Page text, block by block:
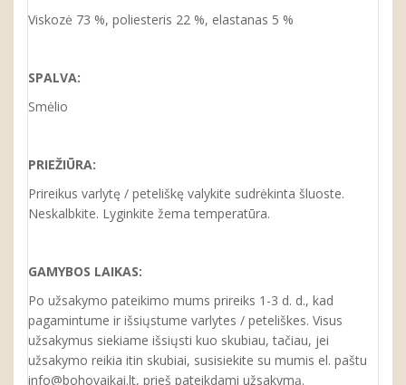
Viskozė 73 %, poliesteris 22 %, elastanas 5 %
SPALVA:
Smėlio
PRIEŽIŪRA:
Prireikus varlytę / peteliškę valykite sudrėkinta šluoste.
Neskalbkite. Lyginkite žema temperatūra.
GAMYBOS LAIKAS:
Po užsakymo pateikimo mums prireiks 1-3 d. d., kad
pagamintume ir išsiųstume varlytes / peteliškes. Visus
užsakymus siekiame išsiųsti kuo skubiau, tačiau, jei
užsakymo reikia itin skubiai, susisiekite su mumis el. paštu
info@bohovaikai.lt, prieš pateikdami užsakymą.